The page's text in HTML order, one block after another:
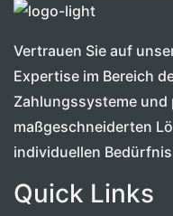
Vertrauen Sie auf
Expertise im Bereich
Zahlungssysteme
maßgeschneiderten
individuellen
Quick Links